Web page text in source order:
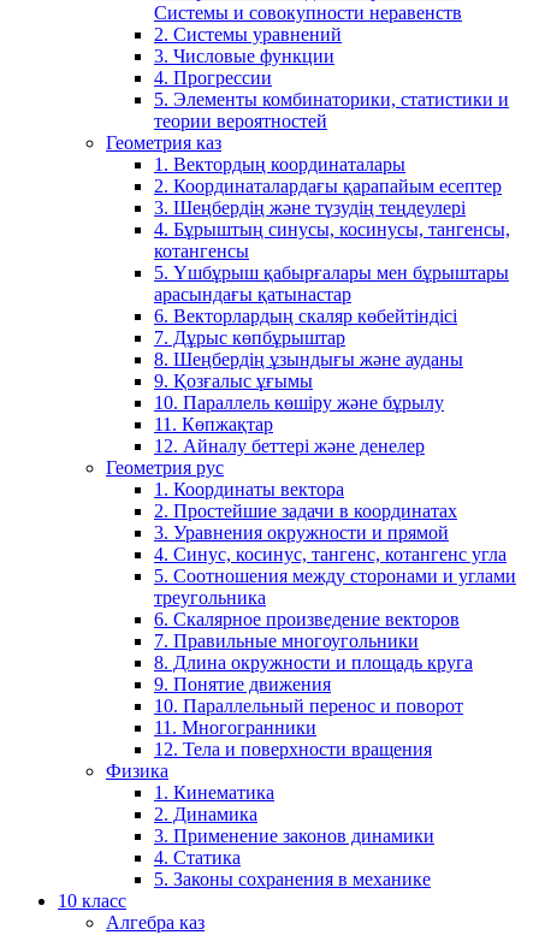
Системы и совокупности неравенств
2. Системы уравнений
3. Числовые функции
4. Прогрессии
5. Элементы комбинаторики, статистики и
теории вероятностей
Геометрия каз
1. Вектордың координаталары
2. Координаталардағы қарапайым есептер
3. Шеңбердің және түзудің теңдеулері
4. Бұрыштың синусы, косинусы, тангенсы,
котангенсы
5. Үшбұрыш қабырғалары мен бұрыштары
арасындағы қатынастар
6. Векторлардың скаляр көбейтіндісі
7. Дұрыс көпбұрыштар
8. Шеңбердің ұзындығы және ауданы
9. Қозғалыс ұғымы
10. Параллель көшіру және бұрылу
11. Көпжақтар
12. Айналу беттері және денелер
Геометрия рус
1. Координаты вектора
2. Простейшие задачи в координатах
3. Уравнения окружности и прямой
4. Синус, косинус, тангенс, котангенс угла
5. Соотношения между сторонами и углами
треугольника
6. Скалярное произведение векторов
7. Правильные многоугольники
8. Длина окружности и площадь круга
9. Понятие движения
10. Параллельный перенос и поворот
11. Многогранники
12. Тела и поверхности вращения
Физика
1. Кинематика
2. Динамика
3. Применение законов динамики
4. Статика
5. Законы сохранения в механике
10 класс
Алгебра каз